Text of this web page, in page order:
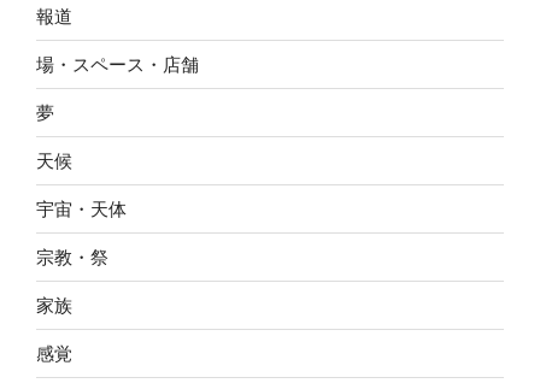
報道
場・スペース・店舗
夢
天候
宇宙・天体
宗教・祭
家族
感覚